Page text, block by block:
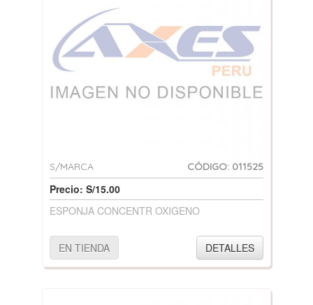
S/MARCA CÓDIGO: 011525
Precio: S/15.00
ESPONJA CONCENTR OXIGENO
EN TIENDA DETALLES